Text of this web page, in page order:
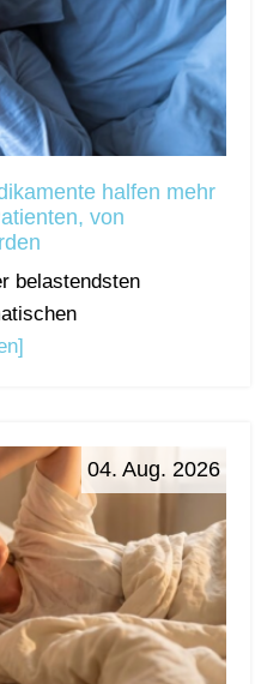
halfen mehr
von
belastendsten
04. Aug. 2026